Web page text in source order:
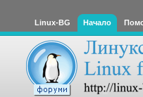
Linux-BG Начало